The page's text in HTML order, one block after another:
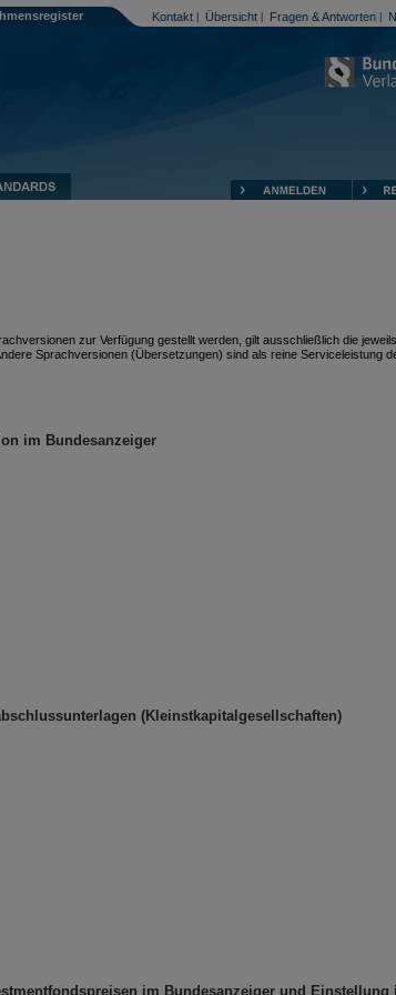
Kontakt Übersicht Fragen & Antworten
zur Verfügung gestellt werden, gilt ausschließlich die
Sprachversionen (Übersetzungen) sind als reine Serviceleistung
im Bundesanzeiger
(Kleinstkapitalgesellschaften)
im Bundesanzeiger und Einstellung